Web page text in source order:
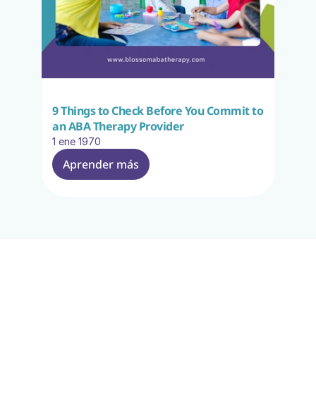
9 Things to Check Before You Commit to
an ABA Therapy Provider
1 ene 1970
Aprender más